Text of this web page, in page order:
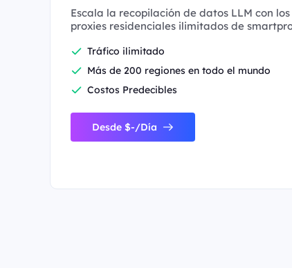
Escala la recopilación de datos LLM con los
proxies residenciales ilimitados de
Tráfico ilimitado
Más de 200 regiones en todo el mundo
Costos Predecibles
Desde $-/Día